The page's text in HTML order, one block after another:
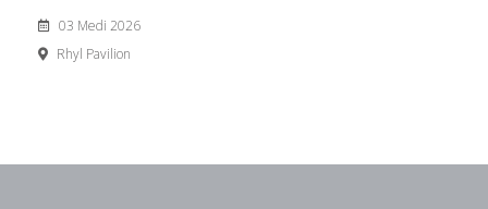
03 Medi 2026
Rhyl Pavilion